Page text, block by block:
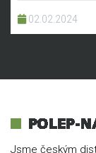
02.02.2024
Jsme českým